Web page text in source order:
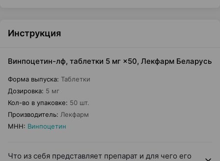
Инструкция
Винпоцетин-лф, таблетки 5 мг ×50, Лекфарм Беларусь
Форма выпуска: Таблетки
Дозировка: 5 мг
Кол-во в упаковке: 50 шт.
Производитель: Лекфарм
МНН: Винпоцетин
Что из себя представляет препарат и для чего его